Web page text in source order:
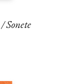
Sonete